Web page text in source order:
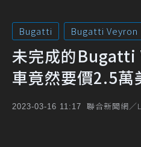
Bugatti Bugatti Veyron
未完成的Bugatti
車竟然要價2.5萬
2023-03-16 11:17 聯合新聞網／